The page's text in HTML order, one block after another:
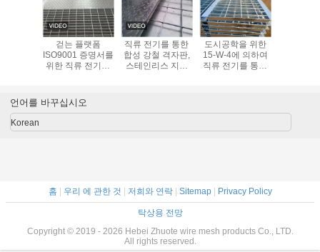
걷는 플랫폼
ISO9001 증명서를
위한 직류 전기를
직류 전기를 통한
합성 강철 격자판,
스테인리스 지면
도시공학을 위한
15-W-4에 의하여
직류 전기를 통하
언어를 바꾸십시오
Korean
홈 | 우리 에 관한 것 | 저희와 연락| Sitemap| Privacy Policy
탁상용 전망
Copyright © 2019 - 2026 Hebei Zhuote wire mesh products Co., LTD.
All rights reserved.